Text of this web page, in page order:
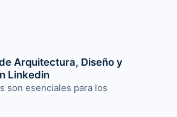
Arquitectura, Diseño y
Linkedin
son esenciales para los